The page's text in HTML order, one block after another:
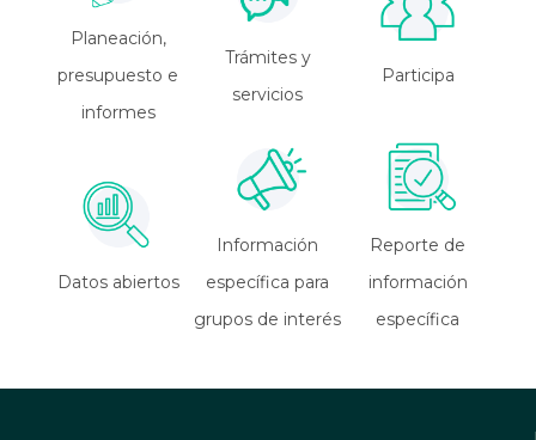
Planeación,
presupuesto e
informes
Trámites y
servicios
Participa
Datos abiertos
Información
específica para
grupos de interés
Reporte de
información
específica